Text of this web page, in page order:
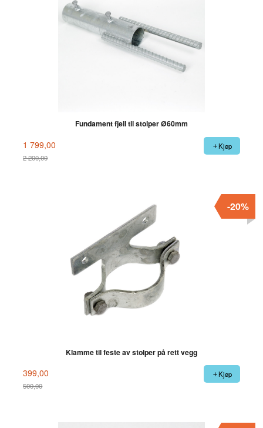
Fundament fjell til stolper Ø60mm
1 799,00
2 200,00
Kjøp
Klamme til feste av stolper på rett vegg
399,00
500,00
-20%
Kjøp